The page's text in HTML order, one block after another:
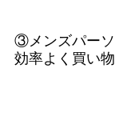
③メンズパー
効率よく買い